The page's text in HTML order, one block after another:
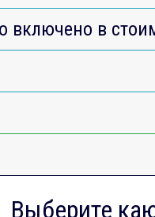
включено в
Выберите